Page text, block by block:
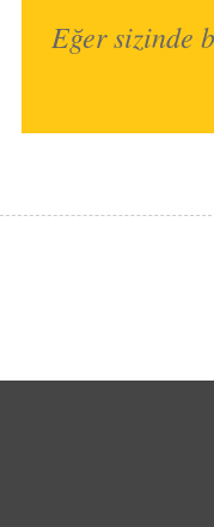
LEVHASI
HIZMETLERI
Eğer sizinde